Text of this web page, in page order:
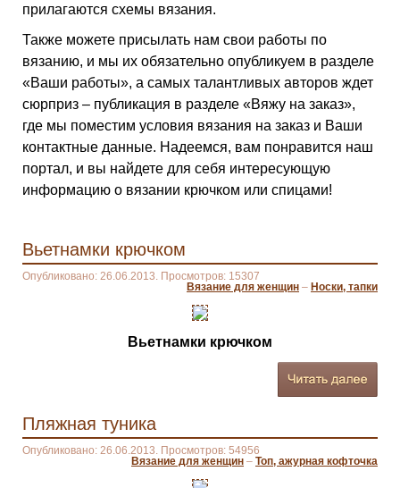
прилагаются схемы вязания.
Также можете присылать нам свои работы по
вязанию, и мы их обязательно опубликуем в разделе
«Ваши работы», а самых талантливых авторов ждет
сюрприз – публикация в разделе «Вяжу на заказ»,
где мы поместим условия вязания на заказ и Ваши
контактные данные. Надеемся, вам понравится наш
портал, и вы найдете для себя интересующую
информацию о вязании крючком или спицами!
Вьетнамки крючком
Опубликовано: 26.06.2013. Просмотров: 15307
Вязание для женщин – Носки, тапки
Вьетнамки крючком
Пляжная туника
Опубликовано: 26.06.2013. Просмотров: 54956
Вязание для женщин – Топ, ажурная кофточка